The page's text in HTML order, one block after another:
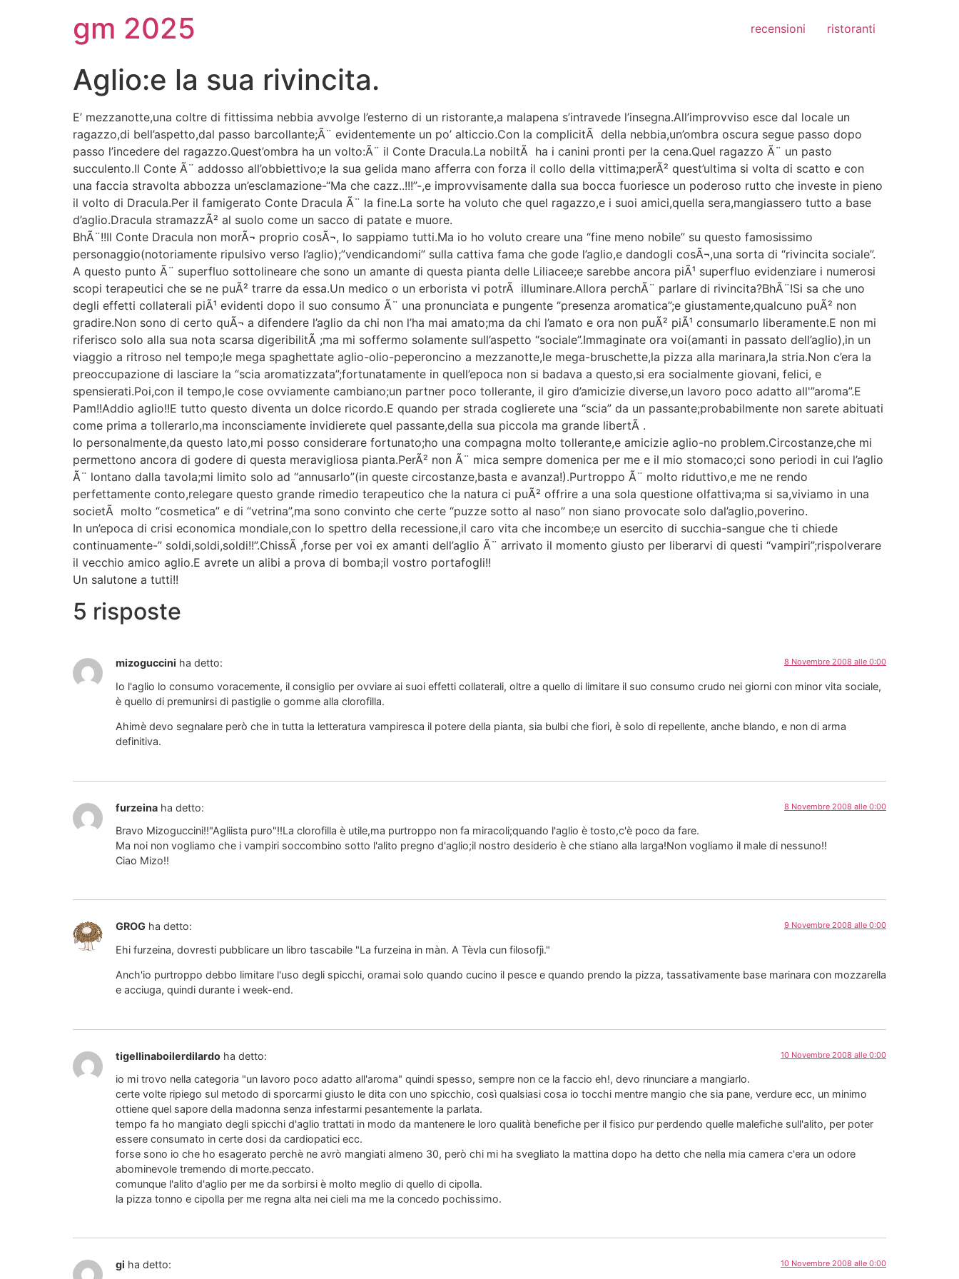
gm 2025 recensioni ristoranti
Aglio:e la sua rivincita.
E’ mezzanotte,una coltre di fittissima nebbia avvolge l’esterno di un ristorante,a malapena s’intravede l’insegna.All’improvviso esce dal locale un
ragazzo,di bell’aspetto,dal passo barcollante;Ã¨ evidentemente un po’ alticcio.Con la complicitÃ della nebbia,un’ombra oscura segue passo dopo
passo l’incedere del ragazzo.Quest’ombra ha un volto:Ã¨ il Conte Dracula.La nobiltÃ ha i canini pronti per la cena.Quel ragazzo Ã¨ un pasto
succulento.Il Conte Ã¨ addosso all’obbiettivo;e la sua gelida mano afferra con forza il collo della vittima;perÃ² quest’ultima si volta di scatto e con
una faccia stravolta abbozza un’esclamazione-“Ma che cazz..!!!”-,e improvvisamente dalla sua bocca fuoriesce un poderoso rutto che investe in pieno
il volto di Dracula.Per il famigerato Conte Dracula Ã¨ la fine.La sorte ha voluto che quel ragazzo,e i suoi amici,quella sera,mangiassero tutto a base
d’aglio.Dracula stramazzÃ² al suolo come un sacco di patate e muore.
BhÃ¨!!Il Conte Dracula non morÃ¬ proprio cosÃ¬, lo sappiamo tutti.Ma io ho voluto creare una “fine meno nobile” su questo famosissimo
personaggio(notoriamente ripulsivo verso l’aglio);”vendicandomi” sulla cattiva fama che gode l’aglio,e dandogli cosÃ¬,una sorta di “rivincita sociale”.
A questo punto Ã¨ superfluo sottolineare che sono un amante di questa pianta delle Liliacee;e sarebbe ancora piÃ¹ superfluo evidenziare i numerosi
scopi terapeutici che se ne puÃ² trarre da essa.Un medico o un erborista vi potrÃ illuminare.Allora perchÃ¨ parlare di rivincita?BhÃ¨!Si sa che uno
degli effetti collaterali piÃ¹ evidenti dopo il suo consumo Ã¨ una pronunciata e pungente “presenza aromatica”;e giustamente,qualcuno puÃ² non
gradire.Non sono di certo quÃ¬ a difendere l’aglio da chi non l’ha mai amato;ma da chi l’amato e ora non puÃ² piÃ¹ consumarlo liberamente.E non mi
riferisco solo alla sua nota scarsa digeribilitÃ ;ma mi soffermo solamente sull’aspetto “sociale”.Immaginate ora voi(amanti in passato dell’aglio),in un
viaggio a ritroso nel tempo;le mega spaghettate aglio-olio-peperoncino a mezzanotte,le mega-bruschette,la pizza alla marinara,la stria.Non c’era la
preoccupazione di lasciare la “scia aromatizzata”;fortunatamente in quell’epoca non si badava a questo,si era socialmente giovani, felici, e
spensierati.Poi,con il tempo,le cose ovviamente cambiano;un partner poco tollerante, il giro d’amicizie diverse,un lavoro poco adatto all'”aroma”.E
Pam!!Addio aglio!!E tutto questo diventa un dolce ricordo.E quando per strada coglierete una “scia” da un passante;probabilmente non sarete abituati
come prima a tollerarlo,ma inconsciamente invidierete quel passante,della sua piccola ma grande libertÃ .
Io personalmente,da questo lato,mi posso considerare fortunato;ho una compagna molto tollerante,e amicizie aglio-no problem.Circostanze,che mi
permettono ancora di godere di questa meravigliosa pianta.PerÃ² non Ã¨ mica sempre domenica per me e il mio stomaco;ci sono periodi in cui l’aglio
Ã¨ lontano dalla tavola;mi limito solo ad “annusarlo”(in queste circostanze,basta e avanza!).Purtroppo Ã¨ molto riduttivo,e me ne rendo
perfettamente conto,relegare questo grande rimedio terapeutico che la natura ci puÃ² offrire a una sola questione olfattiva;ma si sa,viviamo in una
societÃ molto “cosmetica” e di “vetrina”,ma sono convinto che certe “puzze sotto al naso” non siano provocate solo dal’aglio,poverino.
In un’epoca di crisi economica mondiale,con lo spettro della recessione,il caro vita che incombe;e un esercito di succhia-sangue che ti chiede
continuamente-” soldi,soldi,soldi!!”.ChissÃ ,forse per voi ex amanti dell’aglio Ã¨ arrivato il momento giusto per liberarvi di questi “vampiri”;rispolverare
il vecchio amico aglio.E avrete un alibi a prova di bomba;il vostro portafogli!!
Un salutone a tutti!!
5 risposte
mizoguccini ha detto: 8 Novembre 2008 alle 0:00
Io l'aglio lo consumo voracemente, il consiglio per ovviare ai suoi effetti collaterali, oltre a quello di limitare il suo consumo crudo nei giorni con minor vita sociale,
è quello di premunirsi di pastiglie o gomme alla clorofilla.
Ahimè devo segnalare però che in tutta la letteratura vampiresca il potere della pianta, sia bulbi che fiori, è solo di repellente, anche blando, e non di arma
definitiva.
furzeina ha detto: 8 Novembre 2008 alle 0:00
Bravo Mizoguccini!!"Agliista puro"!!La clorofilla è utile,ma purtroppo non fa miracoli;quando l'aglio è tosto,c'è poco da fare.
Ma noi non vogliamo che i vampiri soccombino sotto l'alito pregno d'aglio;il nostro desiderio è che stiano alla larga!Non vogliamo il male di nessuno!!
Ciao Mizo!!
GROG ha detto: 9 Novembre 2008 alle 0:00
Ehi furzeina, dovresti pubblicare un libro tascabile "La furzeina in màn. A Tèvla cun filosofjì."
Anch'io purtroppo debbo limitare l'uso degli spicchi, oramai solo quando cucino il pesce e quando prendo la pizza, tassativamente base marinara con mozzarella
e acciuga, quindi durante i week-end.
tigellinaboilerdilardo ha detto: 10 Novembre 2008 alle 0:00
io mi trovo nella categoria "un lavoro poco adatto all'aroma" quindi spesso, sempre non ce la faccio eh!, devo rinunciare a mangiarlo.
certe volte ripiego sul metodo di sporcarmi giusto le dita con uno spicchio, così qualsiasi cosa io tocchi mentre mangio che sia pane, verdure ecc, un minimo
ottiene quel sapore della madonna senza infestarmi pesantemente la parlata.
tempo fa ho mangiato degli spicchi d'aglio trattati in modo da mantenere le loro qualità benefiche per il fisico pur perdendo quelle malefiche sull'alito, per poter
essere consumato in certe dosi da cardiopatici ecc.
forse sono io che ho esagerato perchè ne avrò mangiati almeno 30, però chi mi ha svegliato la mattina dopo ha detto che nella mia camera c'era un odore
abominevole tremendo di morte.peccato.
comunque l'alito d'aglio per me da sorbirsi è molto meglio di quello di cipolla.
la pizza tonno e cipolla per me regna alta nei cieli ma me la concedo pochissimo.
gi ha detto: 10 Novembre 2008 alle 0:00